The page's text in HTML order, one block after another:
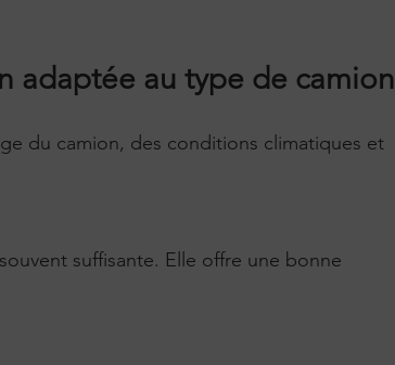
adaptée au type de camion
du camion, des conditions climatiques et